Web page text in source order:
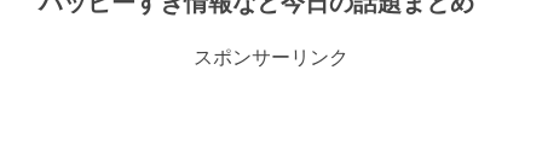
スポンサーリンク